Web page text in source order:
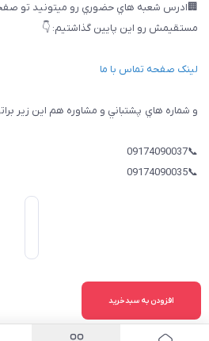
افزودن به سبدخرید
🏢ادرس شعبه هاي حضوري رو ميتونيد تو
مستقیمش رو این پایین گذاشتیم: 👇
لینک صفحه تماس با ما
و شماره هاي پشتباني و مشاوره هم اين زير
📞09174090037
📞09174090035